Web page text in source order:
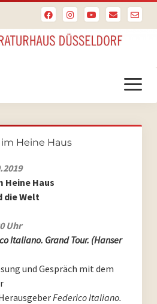
Menü
öffnen
10. Jahr.
im Heine Haus
Heine Haus
die Welt
Uhr
Italiano. Grand Tour. (Hanser
und Gespräch mit dem
Federico Italiano.